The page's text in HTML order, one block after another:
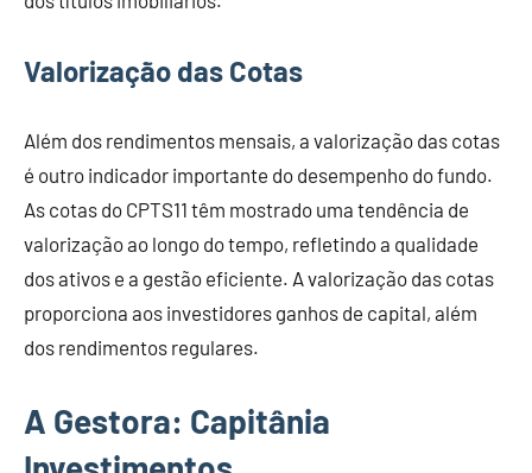
Valorização das Cotas
Além dos rendimentos mensais, a valorização das cotas
é outro indicador importante do desempenho do fundo.
As cotas do CPTS11 têm mostrado uma tendência de
valorização ao longo do tempo, refletindo a qualidade
dos ativos e a gestão eficiente. A valorização das cotas
proporciona aos investidores ganhos de capital, além
dos rendimentos regulares.
A Gestora: Capitânia